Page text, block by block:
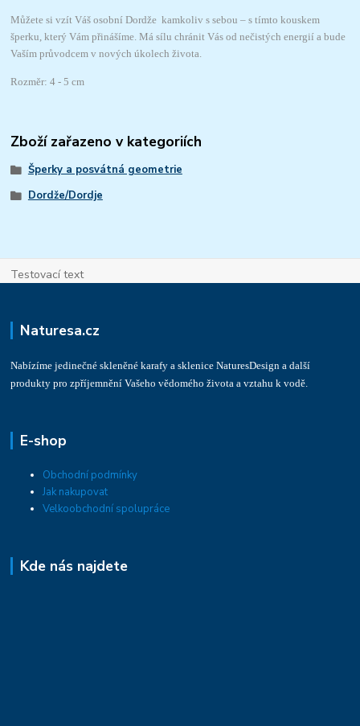
Můžete si vzít Váš osobní Dordže kamkoliv s sebou – s tímto kouskem
šperku, který Vám přinášíme. Má sílu chránit Vás od nečistých energií a bude
Vaším průvodcem v nových úkolech života.
Rozměr: 4 - 5 cm
Zboží zařazeno v kategoriích
Šperky a posvátná geometrie
Dordže/Dordje
Testovací text
Naturesa.cz
Nabízíme jedinečné skleněné karafy a sklenice NaturesDesign a další
produkty pro zpříjemnění Vašeho vědomého života a vztahu k vodě.
E-shop
Obchodní podmínky
Jak nakupovat
Velkoobchodní spolupráce
Kde nás najdete